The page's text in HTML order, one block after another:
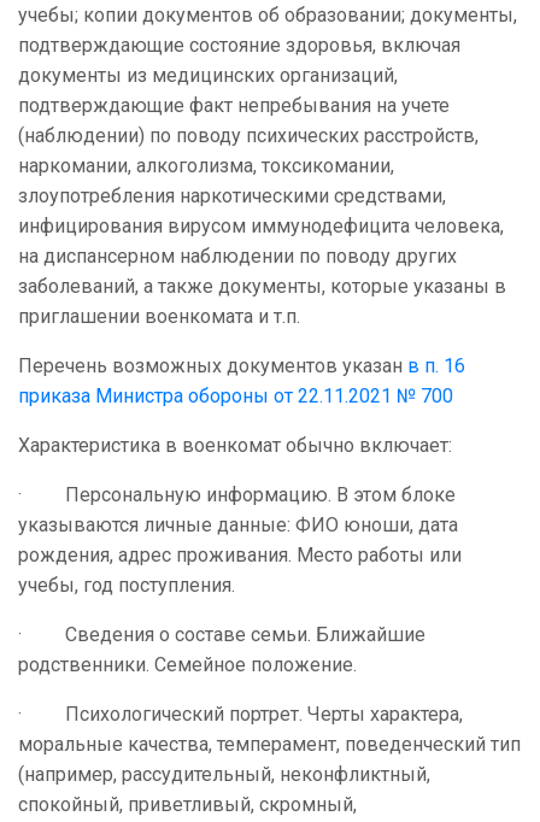
учебы; копии документов об образовании; документы,
подтверждающие состояние здоровья, включая
документы из медицинских организаций,
подтверждающие факт непребывания на учете
(наблюдении) по поводу психических расстройств,
наркомании, алкоголизма, токсикомании,
злоупотребления наркотическими средствами,
инфицирования вирусом иммунодефицита человека,
на диспансерном наблюдении по поводу других
заболеваний, а также документы, которые указаны в
приглашении военкомата и т.п.
Перечень возможных документов указан в п. 16
приказа Министра обороны от 22.11.2021 № 700
Характеристика в военкомат обычно включает:
· Персональную информацию. В этом блоке
указываются личные данные: ФИО юноши, дата
рождения, адрес проживания. Место работы или
учебы, год поступления.
· Сведения о составе семьи. Ближайшие
родственники. Семейное положение.
· Психологический портрет. Черты характера,
моральные качества, темперамент, поведенческий тип
(например, рассудительный, неконфликтный,
спокойный, приветливый, скромный,